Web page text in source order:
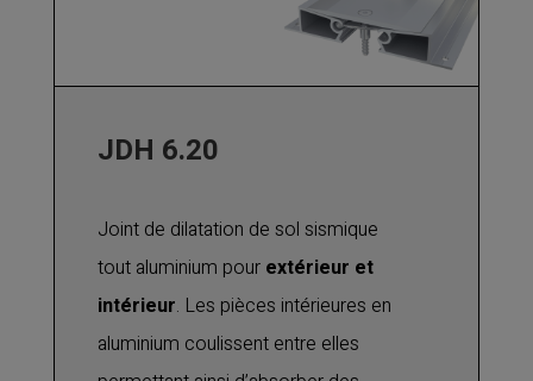
l’utilisation du produit avec des
engins à roues non pneumatiques.
JDH 6.20
Joint de dilatation de sol sismique
tout aluminium pour extérieur et
intérieur. Les pièces intérieures en
aluminium coulissent entre elles